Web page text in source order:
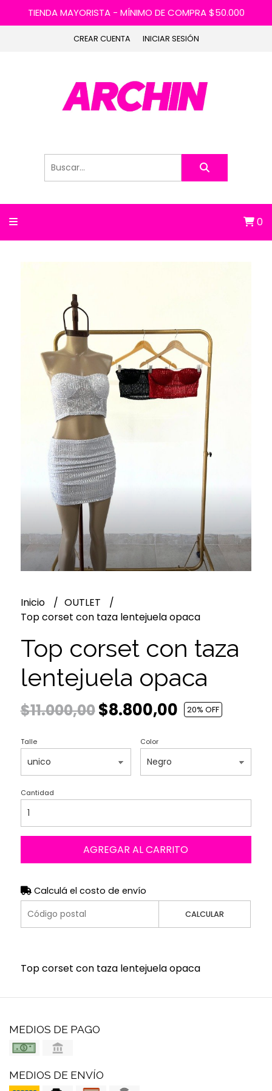
TIENDA MAYORISTA - MÍNIMO DE COMPRA $50.000
CREAR CUENTA INICIAR SESIÓN
0
Inicio
OUTLET
Top corset con taza lentejuela opaca
Top corset con taza
lentejuela opaca
$11.000,00$8.800,00 20% OFF
Talle Color
Cantidad
AGREGAR AL CARRITO
Calculá el costo de envío
CALCULAR
Top corset con taza lentejuela opaca
MEDIOS DE PAGO
MEDIOS DE ENVÍO